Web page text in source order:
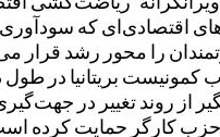
اقتصادی‌ای که
را محور رشد قرار
کمونیست بریتانیا در
از روند تغییر در